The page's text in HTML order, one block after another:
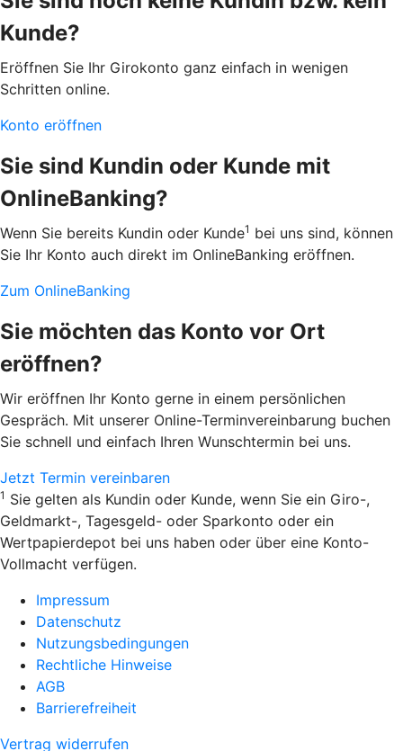
Kunde?
Eröffnen Sie Ihr Girokonto ganz einfach in wenigen
Schritten online.
Konto eröffnen
Sie sind Kundin oder Kunde mit
OnlineBanking?
Wenn Sie bereits Kundin oder Kunde1 bei uns sind, können
Sie Ihr Konto auch direkt im OnlineBanking eröffnen.
Zum OnlineBanking
Sie möchten das Konto vor Ort
eröffnen?
Wir eröffnen Ihr Konto gerne in einem persönlichen
Gespräch. Mit unserer Online-Terminvereinbarung buchen
Sie schnell und einfach Ihren Wunschtermin bei uns.
Jetzt Termin vereinbaren
1 Sie gelten als Kundin oder Kunde, wenn Sie ein Giro-,
Geldmarkt-, Tagesgeld- oder Sparkonto oder ein
Wertpapierdepot bei uns haben oder über eine Konto-
Vollmacht verfügen.
Impressum
Datenschutz
Nutzungsbedingungen
Rechtliche Hinweise
AGB
Barrierefreiheit
Vertrag widerrufen